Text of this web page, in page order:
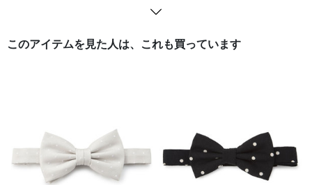
このアイテムを見た人は、これも買っています